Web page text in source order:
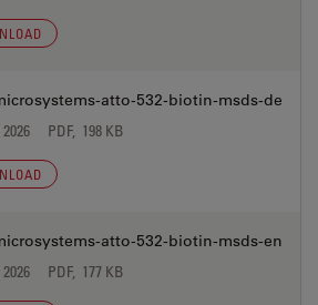
atto-532-biotin-msds-de
PDF, 198 KB
atto-532-biotin-msds-en
PDF, 177 KB